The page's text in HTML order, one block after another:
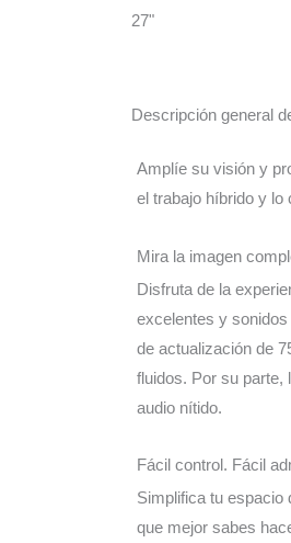
27"
Descripción general
Amplíe su visión y
el trabajo híbrido y lo
Mira la imagen
Disfruta de la
excelentes y
de actualización de
fluidos. Por su parte,
audio nítido.
Fácil control. Fácil
Simplifica tu espacio
que mejor sabes